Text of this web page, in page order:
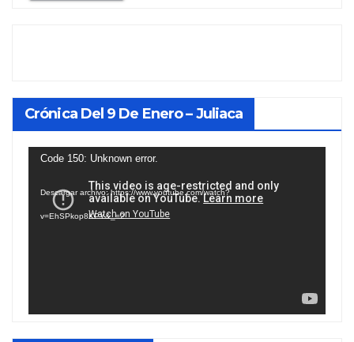
Crónica Del 9 De Enero – Juliaca
Reproductor
vídeo
Code 150: Unknown error.
Descargar archivo: https://www.youtube.com/watch?
v=EhSPkop8KPY&_=2